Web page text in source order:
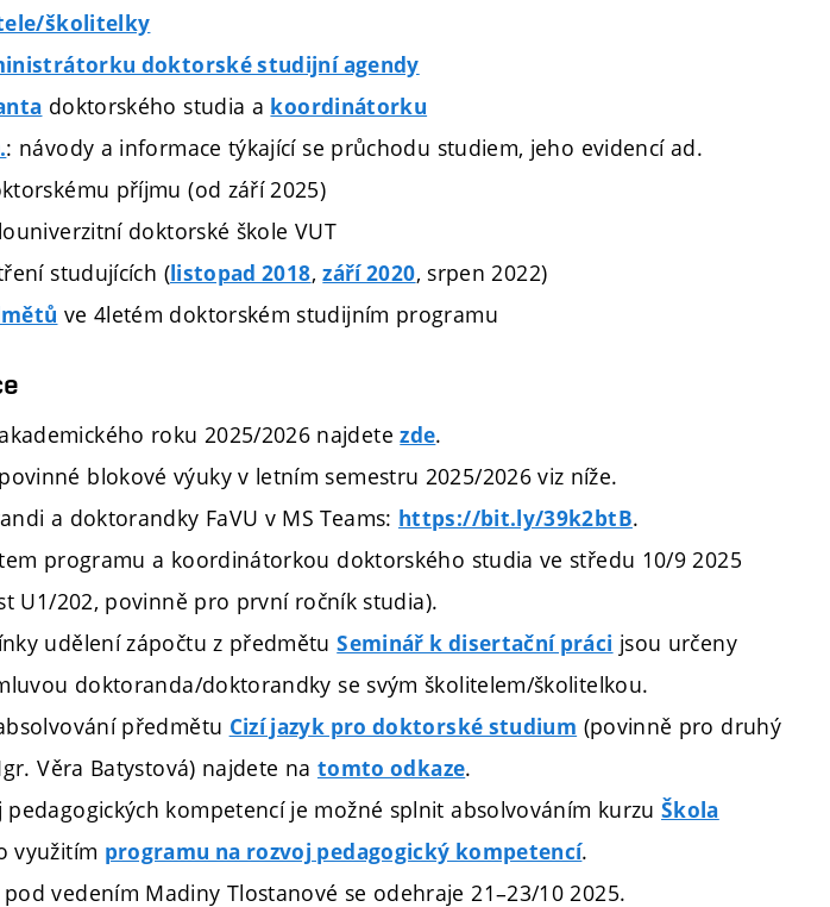
školitelky
doktorské studijní agendy
doktorského studia a koordinátorku
: návody a informace týkající se průchodu studiem, jeho evidencí ad.
příjmu (od září 2025)
doktorské škole VUT
studujících (listopad 2018,září 2020, srpen 2022)
ve 4letém doktorském studijním programu
roku 2025/2026 najdetezde.
blokové výuky v letním semestru 2025/2026 viz níže.
a doktorandky FaVU v MS Teams: https://bit.ly/39k2btB.
programu a koordinátorkou doktorského studia ve středu 10/9 2025
U1/202, povinně pro první ročník studia).
udělení zápočtu z předmětu Seminář k disertační práci jsou určeny
doktoranda/doktorandky se svým školitelem/školitelkou.
předmětu Cizí jazyk pro doktorské studium (povinně pro druhý
Věra Batystová) najdete na tomto odkaze.
pedagogických kompetencí je možné splnit absolvováním kurzu Škola
využitím programu na rozvoj pedagogický kompetencí.
vedením Madiny Tlostanové se odehraje 21–23/10 2025.